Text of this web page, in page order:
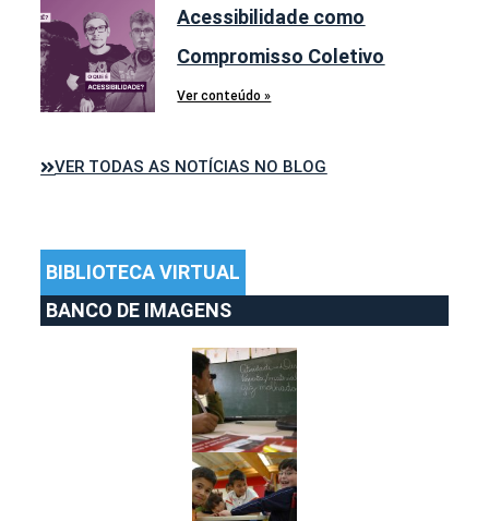
Acessibilidade como
Compromisso Coletivo
Ver conteúdo »
VER TODAS AS NOTÍCIAS NO BLOG
BIBLIOTECA VIRTUAL
BANCO DE IMAGENS